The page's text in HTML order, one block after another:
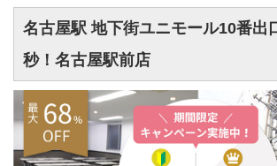
名古屋駅 地下街ユニモール10番出
秒！名古屋駅前店